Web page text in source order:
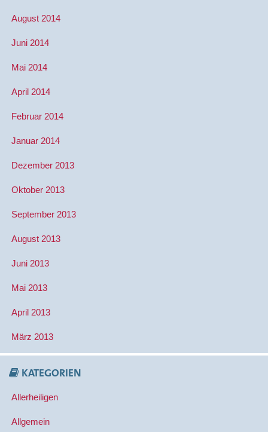
August 2014
Juni 2014
Mai 2014
April 2014
Februar 2014
Januar 2014
Dezember 2013
Oktober 2013
September 2013
August 2013
Juni 2013
Mai 2013
April 2013
März 2013
KATEGORIEN
Allerheiligen
Allgemein